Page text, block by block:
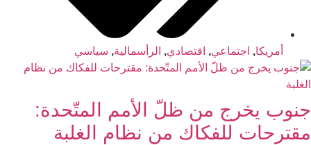
أمریکا, اجتماعي, اقتصادي, الرأسمالية, سیاسي
جنوب يخرج من ظلّ الأمم المتّحدة:
مقترحات للفكاك من نظام الغلبة